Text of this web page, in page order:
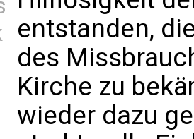
entstanden,
des
Kirche zu
wieder dazu